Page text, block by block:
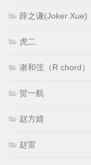
薛之谦(Joker Xue)
虎二
谢和弦（R chord）
贺一航
赵方婧
赵雷